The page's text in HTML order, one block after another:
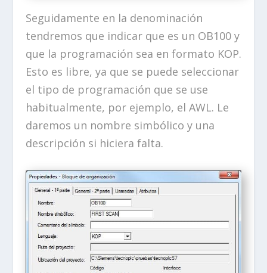
Seguidamente en la denominación
tendremos que indicar que es un OB100 y
que la programación sea en formato KOP.
Esto es libre, ya que se puede seleccionar
el tipo de programación que se use
habitualmente, por ejemplo, el AWL. Le
daremos un nombre simbólico y una
descripción si hiciera falta.